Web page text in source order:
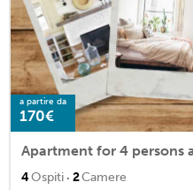
a partire da
170€
Apartment for 4 persons
4Ospiti · 2Camere